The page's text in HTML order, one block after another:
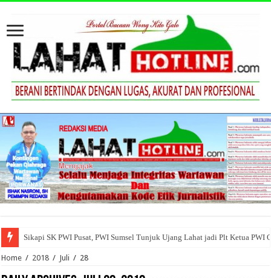
Sikapi SK PWI Pusat, PWI Sumsel Tunjuk Ujang Lahat jadi Plt Ketua PWI
Home / 2018 / Juli / 28